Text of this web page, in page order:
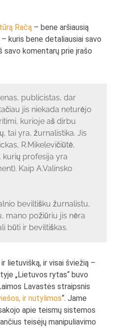
Račą – bene aršiausią
kuris bene detaliausiai savo
savo komentarų prie įrašo
publicistas, dar
jis niekada neturėjo
kurioje aš dirbu
tai yra, žurnalistika. Jis
R.Mikelevičiūtė,
kurių profesija yra
Kaip A.Valinsko
beviltišku žurnalistu,
mano požiūriu jis nėra
būti ir beviltiškas.
lietuvišką, ir visai šviežią –
„Lietuvos rytas“ buvo
Lavastės straipsnis
ir nutylimos“. Jame
apie teismų sistemos
teisėjų manipuliavimo